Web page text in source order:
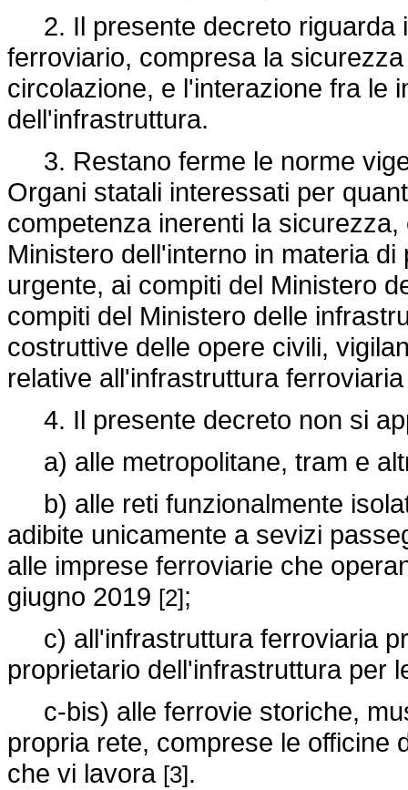
2. Il presente decreto riguarda
ferroviario, compresa la
circolazione, e l'interazione fra le
dell'infrastruttura.
3. Restano ferme le norme
Organi statali interessati per
competenza inerenti la
Ministero dell'interno in materia
urgente, ai compiti del Ministero
compiti del Ministero delle
costruttive delle opere civili,
relative all'infrastruttura
4. Il presente decreto non si
a) alle metropolitane, tram e
b) alle reti funzionalmente
adibite unicamente a sevizi
alle imprese ferroviarie che
giugno 2019 [2];
c) all'infrastruttura ferroviaria
proprietario dell'infrastruttura per
c-bis) alle ferrovie storiche,
propria rete, comprese le officine
che vi lavora [3].